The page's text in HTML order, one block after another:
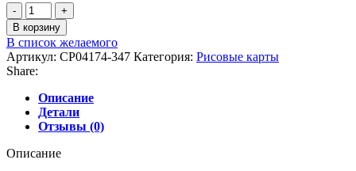
Количество
товара
Бумага
рисовая
для
декупажа
"Чаепитие"
28x38
см
(ДУБЛЕР
-106)
В корзину
В список желаемого
Артикул: CP04174-347 Категория: Рисовые карты
Share:
Описание
Детали
Отзывы (0)
Описание